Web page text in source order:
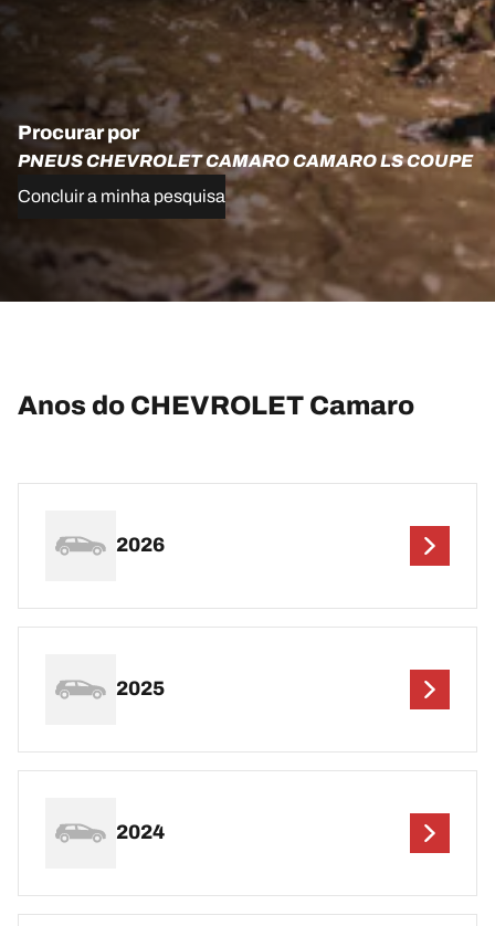
Procurar por
PNEUS CHEVROLET CAMARO CAMARO LS COUPE
Concluir a minha pesquisa
Anos do CHEVROLET Camaro
2026
2025
2024